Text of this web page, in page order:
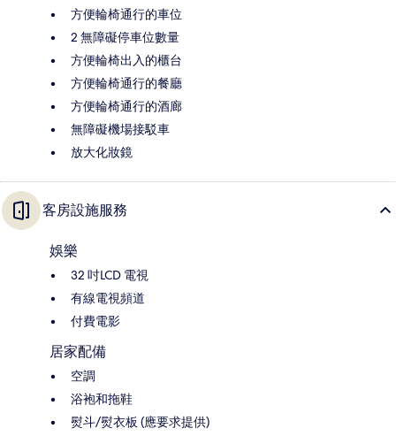
方便輪椅通行的車位
2 無障礙停車位數量
方便輪椅出入的櫃台
方便輪椅通行的餐廳
方便輪椅通行的酒廊
無障礙機場接駁車
放大化妝鏡
客房設施服務
娛樂
32 吋LCD 電視
有線電視頻道
付費電影
居家配備
空調
浴袍和拖鞋
熨斗/熨衣板 (應要求提供)